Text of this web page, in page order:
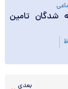
شدگان تامین
بعدی